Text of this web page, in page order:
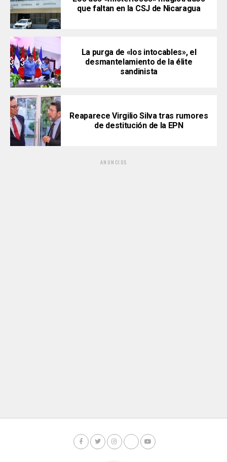
que faltan en la CSJ de Nicaragua
La purga de «los intocables», el
desmantelamiento de la élite
sandinista
Reaparece Virgilio Silva tras rumores
de destitución de la EPN
ANUNCIOS